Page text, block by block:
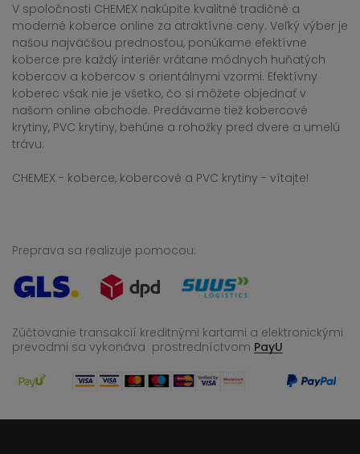
V spoločnosti CHEMEX nakúpite kvalitné tradičné a
moderné koberce online za atraktívne ceny. Veľký výber je
našou najväčšou prednosťou, ponúkame efektívne
koberce pre každý interiér vrátane módnych huňatých
kobercov a kobercov s orientálnymi vzormi. Efektívny
koberec však nie je všetko, čo si môžete objednať v
našom online obchode. Predávame tiež kobercové
krytiny, PVC krytiny, behúne a rohožky pred dvere a umelú
trávu.
CHEMEX - koberce, kobercové a PVC krytiny - vítajte!
Preprava sa realizuje pomocou:
Zúčtovanie transakcií kreditnými kartami a elektronickými
prevodmi sa vykonáva prostredníctvom PayU